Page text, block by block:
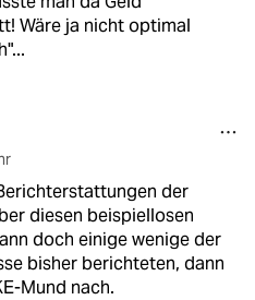
Wäre ja nicht optimal
der
diesen beispiellosen
doch einige wenige der
bisher berichteten, dann
Mund nach.